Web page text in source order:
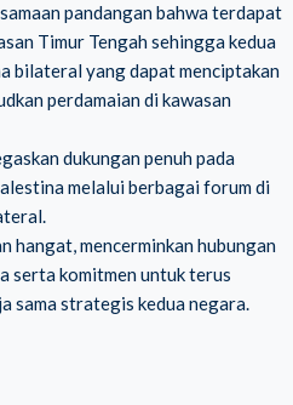
pandangan bahwa terdapat
Timur Tengah sehingga kedua
bilateral yang dapat menciptakan
perdamaian di kawasan
dukungan penuh pada
melalui berbagai forum di
hangat, mencerminkan hubungan
serta komitmen untuk terus
sama strategis kedua negara.